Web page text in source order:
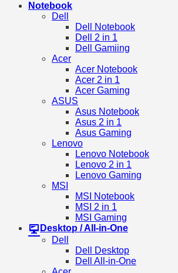
Notebook
Dell
Dell Notebook
Dell 2 in 1
Dell Gamiing
Acer
Acer Notebook
Acer 2 in 1
Acer Gaming
ASUS
Asus Notebook
Asus 2 in 1
Asus Gaming
Lenovo
Lenovo Notebook
Lenovo 2 in 1
Lenovo Gaming
MSI
MSI Notebook
MSI 2 in 1
MSI Gaming
Desktop / All-in-One
Dell
Dell Desktop
Dell All-in-One